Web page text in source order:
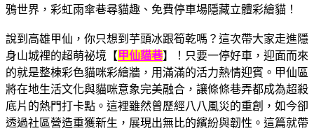
說到高雄甲仙，你只想到芋頭冰跟筍乾嗎？這次帶大家走進隱
身山城裡的超萌祕境【甲仙貓巷】！只要一停好車，迎面而來
的就是整棟彩色貓咪彩繪牆，用滿滿的活力熱情迎賓。甲仙區
將在地生活文化與貓咪意象完美融合，讓條條巷弄都成為超殺
底片的熱門打卡點。這裡雖然曾歷經八八風災的重創，如今卻
透過社區營造重獲新生，展現出無比的繽紛與韌性。這篇就帶